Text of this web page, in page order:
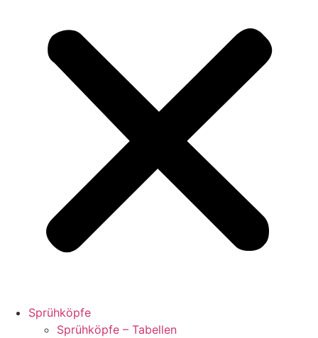
Sprühköpfe
Sprühköpfe – Tabellen